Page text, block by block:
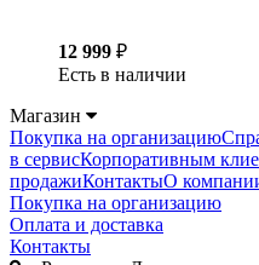
12 999 ₽
Есть в наличии
Магазин
Покупка на организацию
в сервисКорпоративным
продажиКонтактыО
Покупка на организацию
Оплата и доставка
Контакты